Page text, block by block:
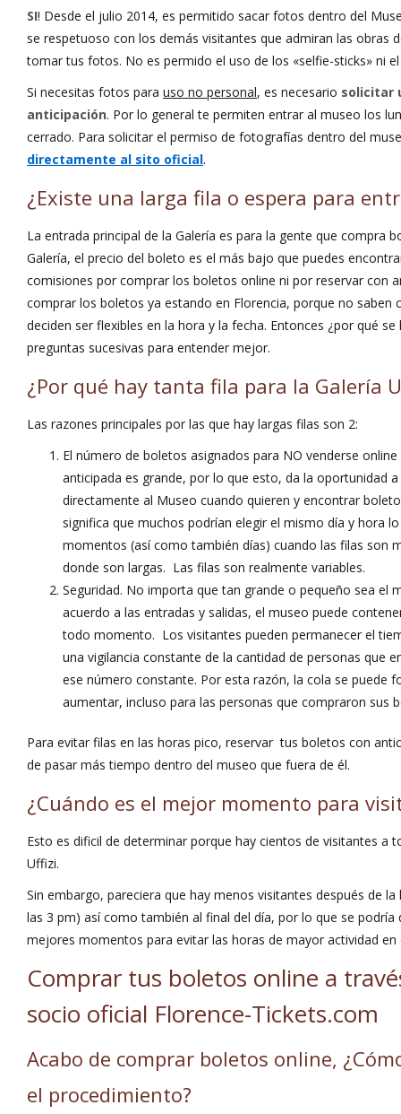
SI! Desde el julio 2014, es permitido sacar fotos dentro del
se respetuoso con los demás visitantes que admiran las obras
tomar tus fotos. No es permido el uso de los «selfie-sticks» ni
Si necesitas fotos para uso no personal, es necesario solicitar
anticipación. Por lo general te permiten entrar al museo los
cerrado. Para solicitar el permiso de fotografías dentro del
directamente al sito oficial.
¿Existe una larga fila o espera para
La entrada principal de la Galería es para la gente que compra
Galería, el precio del boleto es el más bajo que puedes
comisiones por comprar los boletos online ni por reservar con
comprar los boletos ya estando en Florencia, porque no saben
deciden ser flexibles en la hora y la fecha. Entonces ¿por qué se
preguntas sucesivas para entender mejor.
¿Por qué hay tanta fila para la Galería
Las razones principales por las que hay largas filas son 2:
El número de boletos asignados para NO venderse
anticipada es grande, por lo que esto, da la oportunidad
directamente al Museo cuando quieren y encontrar
significa que muchos podrían elegir el mismo día y hora
momentos (así como también días) cuando las filas son
donde son largas. Las filas son realmente variables.
Seguridad. No importa que tan grande o pequeño sea el
acuerdo a las entradas y salidas, el museo puede
todo momento. Los visitantes pueden permanecer el
una vigilancia constante de la cantidad de personas que
ese número constante. Por esta razón, la cola se puede
aumentar, incluso para las personas que compraron sus
Para evitar filas en las horas pico, reservar tus boletos con
de pasar más tiempo dentro del museo que fuera de él.
¿Cuándo es el mejor momento para
Esto es dificil de determinar porque hay cientos de visitantes a
Uffizi.
Sin embargo, pareciera que hay menos visitantes después de
las 3 pm) así como también al final del día, por lo que se podría
mejores momentos para evitar las horas de mayor actividad en
Comprar tus boletos online a
socio oficial Florence-Tickets.com
Acabo de comprar boletos online,
el procedimiento?